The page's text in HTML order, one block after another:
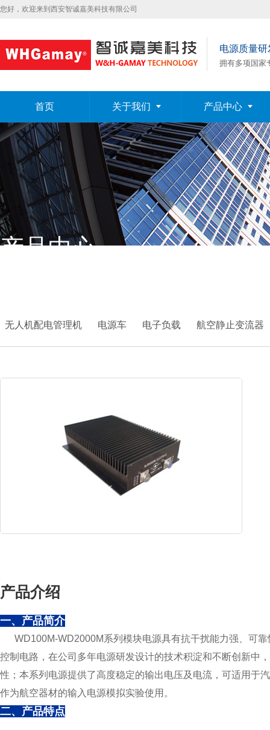
您好，欢迎来到西安智诚嘉美科技有限公司
电源质量
拥有多项国家
首页 关于我们 产品中心
产品中心
无人机配电管理机 电源车 电子负载 航空静止变流器
产品介绍
一、产品简介
WD100M-WD2000M系列模块电源具有抗干扰能力强、可靠
控制电路，在公司多年电源研发设计的技术积淀和不断创新中
性；本系列电源提供了高度稳定的输出电压及电流，可适用于
作为航空器材的输入电源模拟实验使用。
二、产品特点